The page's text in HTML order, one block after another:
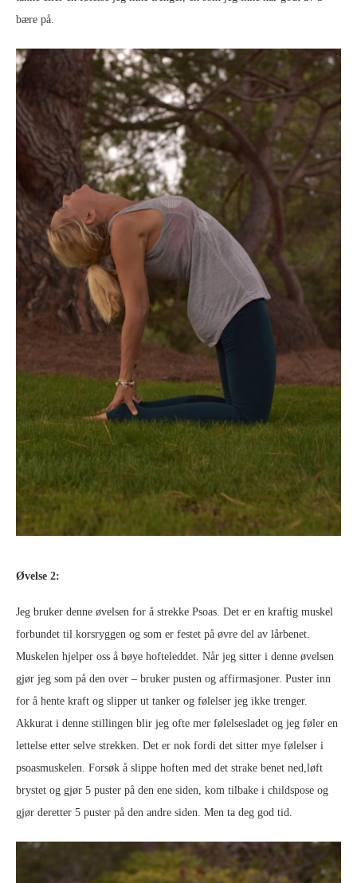
bære på.
Øvelse 2:
Jeg bruker denne øvelsen for å strekke Psoas. Det er en kraftig muskel
forbundet til korsryggen og som er festet på øvre del av lårbenet.
Muskelen hjelper oss å bøye hofteleddet. Når jeg sitter i denne øvelsen
gjør jeg som på den over – bruker pusten og affirmasjoner. Puster inn
for å hente kraft og slipper ut tanker og følelser jeg ikke trenger.
Akkurat i denne stillingen blir jeg ofte mer følelsesladet og jeg føler en
lettelse etter selve strekken. Det er nok fordi det sitter mye følelser i
psoasmuskelen. Forsøk å slippe hoften med det strake benet ned,løft
brystet og gjør 5 puster på den ene siden, kom tilbake i childspose og
gjør deretter 5 puster på den andre siden. Men ta deg god tid.